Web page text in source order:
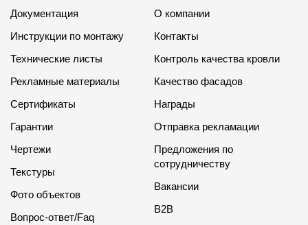
Документация
Инструкции по монтажу
Технические листы
Рекламные материалы
Сертификаты
Гарантии
Чертежи
Текстуры
Фото объектов
Вопрос-ответ/Faq
О компании
Контакты
Контроль качества кровли
Качество фасадов
Награды
Отправка рекламации
Предложения по
сотрудничеству
Вакансии
B2B